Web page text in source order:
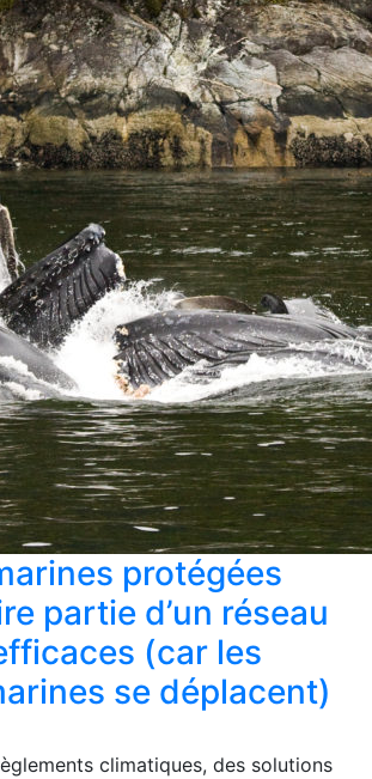
protégées
partie d’un réseau
(car les
se déplacent)
climatiques, des solutions